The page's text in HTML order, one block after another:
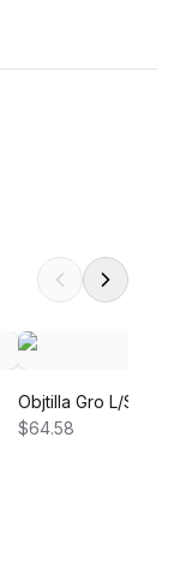
Objtilla Gro L/S LO
$64.58